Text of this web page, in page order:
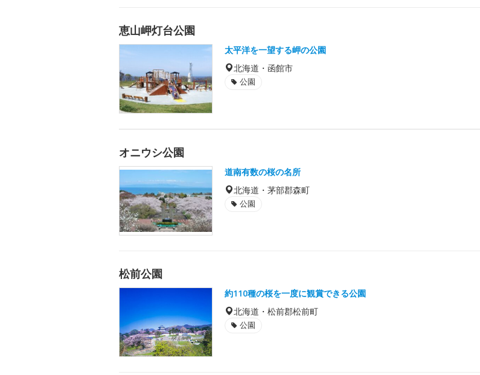
恵山岬灯台公園
太平洋を一望する岬の公園
北海道・函館市
公園
オニウシ公園
道南有数の桜の名所
北海道・茅部郡森町
公園
松前公園
約110種の桜を一度に観賞できる公園
北海道・松前郡松前町
公園